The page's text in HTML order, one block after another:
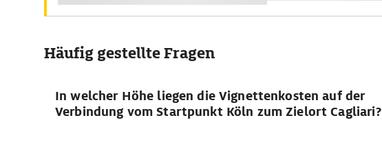
Häufig gestellte Fragen
In welcher Höhe liegen die Vignettenkosten auf der
Verbindung vom Startpunkt Köln zum Zielort Cagliari?